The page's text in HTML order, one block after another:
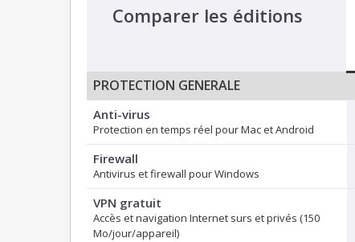
Comparer les éditions
PROTECTION GENERALE
Anti-virus
Protection en temps réel pour Mac et Android
Firewall
Antivirus et firewall pour Windows
VPN gratuit
Accès et navigation Internet surs et privés (150
Mo/jour/appareil)